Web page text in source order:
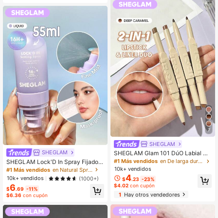
SHEGLAM
SHEGLAM Lock'D In Spray Fijador
Marca De Belleza CosméTica Maq
uillaje Para Mujeres Y NiñAs
#1 Más vendidos
en Natural Spray fijador
10k+ vendidos
(1000+)
$6.69 -11%
$6.36 con cupón
7
SHEGLAM
SHEGLAM Glam 101 DúO Labial &
Delineador-Deep Caramel Lip Com
bo Marca De Belleza CosméTica M
aquillaje Para Mujeres Y NiñAs
#1 Más vendidos
en De larga duración Delineador de labios
10k+ vendidos
$4.23 -23%
$4.02 con cupón
1Hay otros vendedores